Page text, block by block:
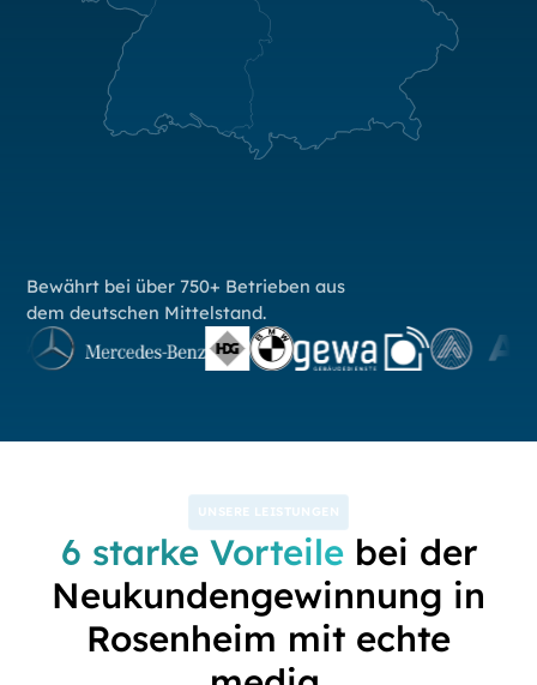
Bewährt bei über 750+ Betrieben aus
dem deutschen Mittelstand.
UNSERE LEISTUNGEN
6 starke Vorteilebei der
Neukundengewinnung in
Rosenheim mit echte